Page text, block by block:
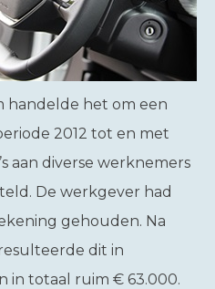
handelde het om een
2012 tot en met
aan diverse werknemers
De werkgever had
gehouden. Na
dit in
in totaal ruim € 63.000.